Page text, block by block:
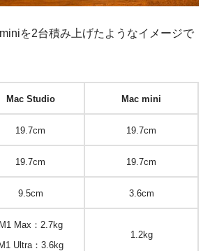
を2台積み上げたようなイメージで
Mac Studio Mac mini
19.7cm 19.7cm
19.7cm 19.7cm
9.5cm 3.6cm
M1 Max：2.7kg
M1 Ultra：3.6kg
1.2kg